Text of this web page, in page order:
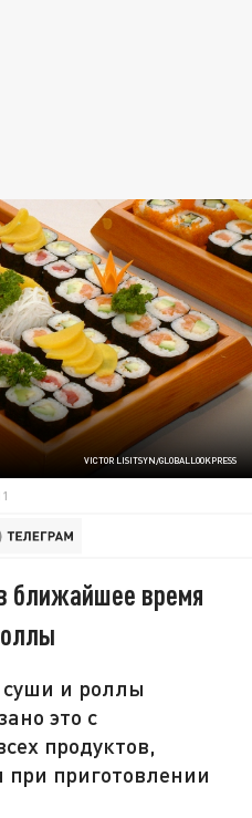
VICTOR LISITSYN/GLOBALLOOKPRESS
ближайшее время
суши и роллы
это с
продуктов,
при приготовлении